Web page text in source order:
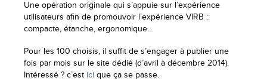
Une opération originale qui s’appuie sur l’expérience
utilisateurs afin de promouvoir l’expérience VIRB :
compacte, étanche, ergonomique…
Pour les 100 choisis, il suffit de s’engager à publier une
fois par mois sur le site dédié (d’avril à décembre 2014).
Intéressé ? c’est ici que ça se passe.